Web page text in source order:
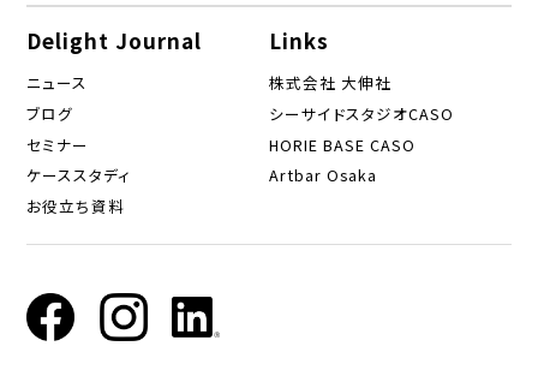
Delight Journal
ニュース
ブログ
セミナー
ケーススタディ
お役立ち資料
Links
株式会社 大伸社
シーサイドスタジオCASO
HORIE BASE CASO
Artbar Osaka